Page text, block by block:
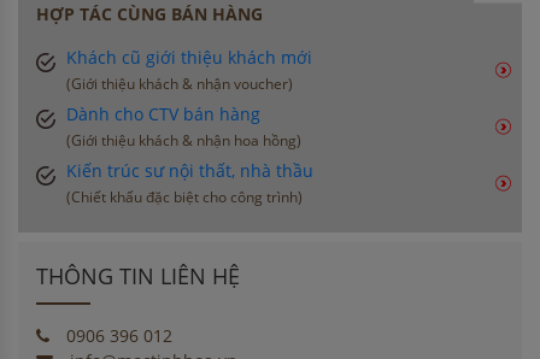
HỢP TÁC CÙNG BÁN HÀNG
Khách cũ giới thiệu khách mới
(Giới thiệu khách & nhận voucher)
Dành cho CTV bán hàng
(Giới thiệu khách & nhận hoa hồng)
Kiến trúc sư nội thất, nhà thầu
(Chiết khấu đặc biệt cho công trình)
THÔNG TIN LIÊN HỆ
0906 396 012